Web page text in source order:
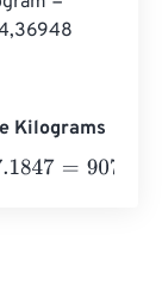
Kilograms
Kilograms